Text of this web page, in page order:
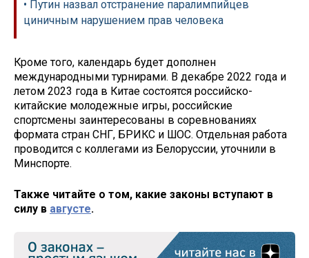
• Путин назвал отстранение паралимпийцев
циничным нарушением прав человека
Кроме того, календарь будет дополнен
международными турнирами. В декабре 2022 года и
летом 2023 года в Китае состоятся российско-
китайские молодежные игры, российские
спортсмены заинтересованы в соревнованиях
формата стран СНГ, БРИКС и ШОС. Отдельная работа
проводится с коллегами из Белоруссии, уточнили в
Минспорте.
Также читайте о том, какие законы вступают в
силу в августе.